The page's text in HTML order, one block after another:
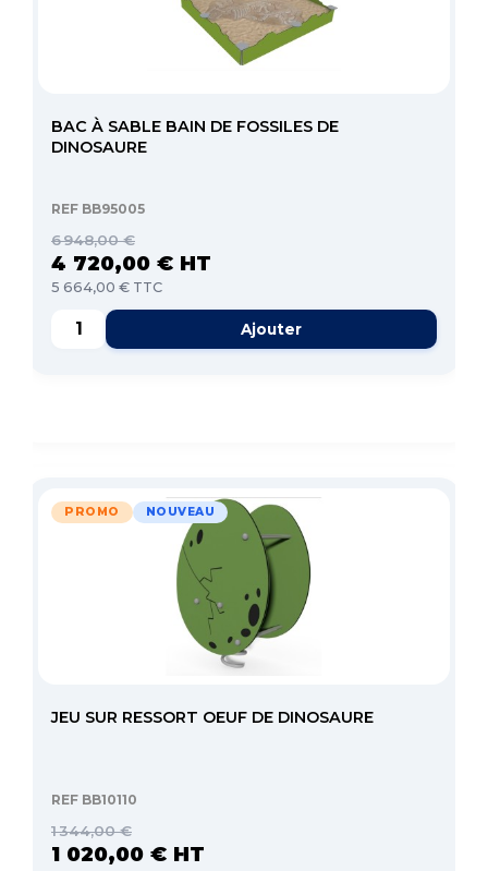
BAC À SABLE BAIN DE FOSSILES DE
DINOSAURE
REF BB95005
6 948,00 €
4 720,00 € HT
5 664,00 € TTC
Ajouter
PROMO NOUVEAU
JEU SUR RESSORT OEUF DE DINOSAURE
REF BB10110
1 344,00 €
1 020,00 € HT